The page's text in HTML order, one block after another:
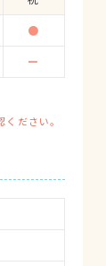
●
ー
ださい。